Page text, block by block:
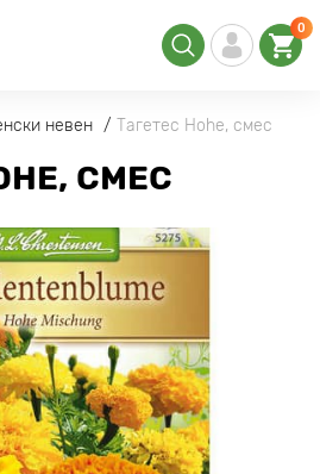
0
невен Тагетес Hohe, смес
СМЕС